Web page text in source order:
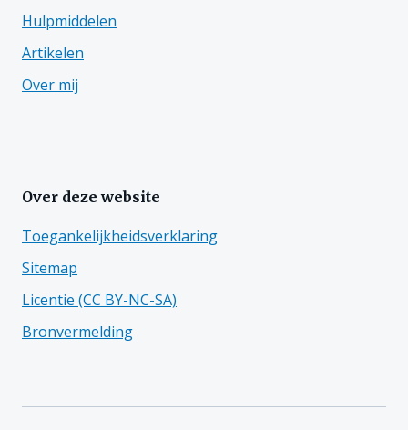
Hulpmiddelen
Artikelen
Over mij
Over deze website
Toegankelijkheidsverklaring
Sitemap
Licentie (CC BY-NC-SA)
Bronvermelding